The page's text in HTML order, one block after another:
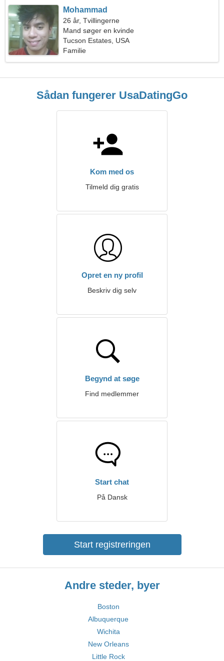
Mohammad
26 år, Tvillingerne
Mand søger en kvinde
Tucson Estates, USA
Familie
Sådan fungerer UsaDatingGo
Kom med os
Tilmeld dig gratis
Opret en ny profil
Beskriv dig selv
Begynd at søge
Find medlemmer
Start chat
På Dansk
Start registreringen
Andre steder, byer
Boston
Albuquerque
Wichita
New Orleans
Little Rock